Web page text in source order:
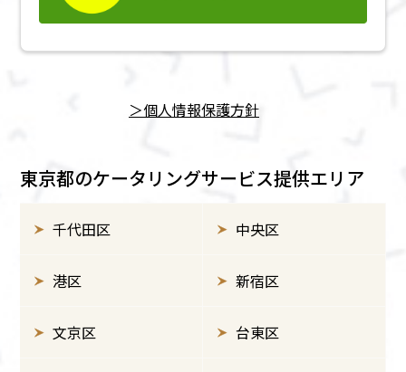
＞個⼈情報保護方針
東京都のケータリングサービス提供エリア
千代田区 中央区
港区 新宿区
文京区 台東区